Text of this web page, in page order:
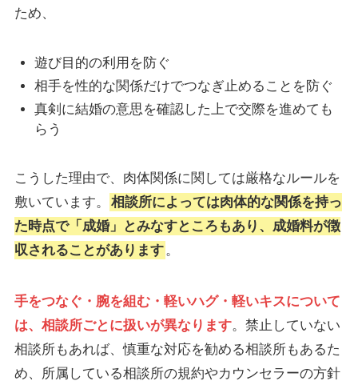
ため、
遊び目的の利用を防ぐ
相手を性的な関係だけでつなぎ止めることを防ぐ
真剣に結婚の意思を確認した上で交際を進めても
らう
こうした理由で、肉体関係に関しては厳格なルールを
敷いています。
相談所によっては肉体的な関係を持っ
た時点で「成婚」とみなすところもあり、成婚料が徴
収されることがあります。
手をつなぐ・腕を組む・軽いハグ・軽いキスについて
は、相談所ごとに扱いが異なります。禁止していない
相談所もあれば、慎重な対応を勧める相談所もあるた
め、所属している相談所の規約やカウンセラーの方針